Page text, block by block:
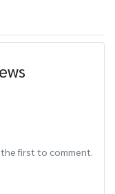
the first to comment.